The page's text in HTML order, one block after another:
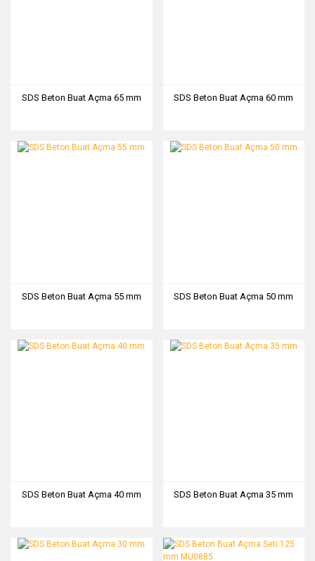
SDS Beton Buat Açma 65 mm SDS Beton Buat Açma 60 mm
SDS Beton Buat Açma 55 mm SDS Beton Buat Açma 50 mm
SDS Beton Buat Açma 40 mm SDS Beton Buat Açma 35 mm